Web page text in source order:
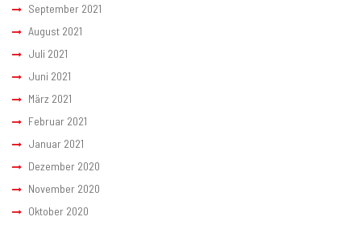
September 2021
August 2021
Juli 2021
Juni 2021
März 2021
Februar 2021
Januar 2021
Dezember 2020
November 2020
Oktober 2020